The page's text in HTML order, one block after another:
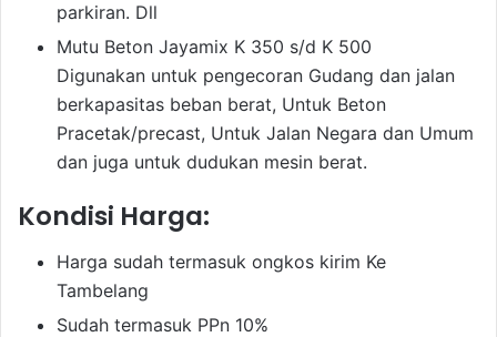
parkiran. Dll
Mutu Beton Jayamix K 350 s/d K 500
Digunakan untuk pengecoran Gudang dan jalan
berkapasitas beban berat, Untuk Beton
Pracetak/precast, Untuk Jalan Negara dan Umum
dan juga untuk dudukan mesin berat.
Kondisi Harga:
Harga sudah termasuk ongkos kirim Ke
Tambelang
Sudah termasuk PPn 10%